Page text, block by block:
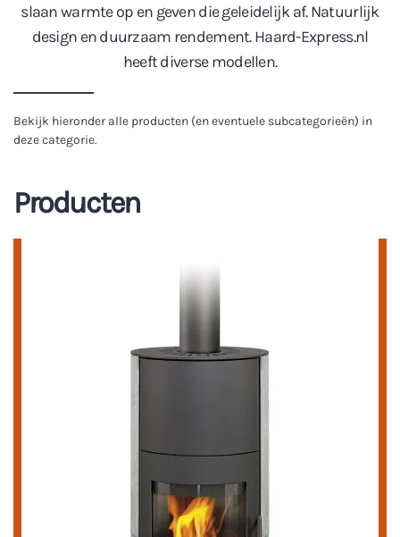
slaan warmte op en geven die geleidelijk af. Natuurlijk
design en duurzaam rendement. Haard-Express.nl
heeft diverse modellen.
Bekijk hieronder alle producten (en eventuele subcategorieën) in
deze categorie.
Producten